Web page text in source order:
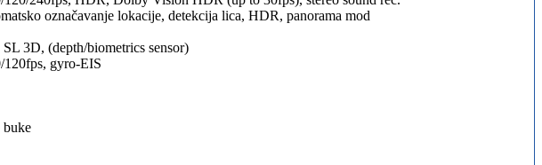
označavanje lokacije, detekcija lica, HDR, panorama mod
3D, (depth/biometrics sensor)
gyro-EIS
buke